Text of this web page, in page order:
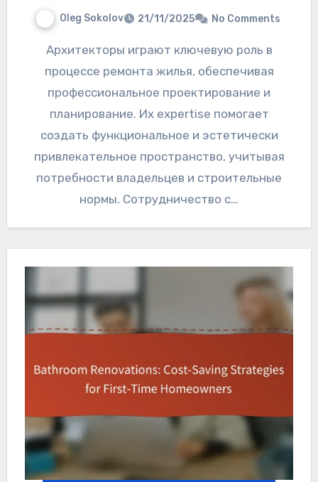
Oleg Sokolov 21/11/2025 No Comments
Архитекторы играют ключевую роль в
процессе ремонта жилья, обеспечивая
профессиональное проектирование и
планирование. Их expertise помогает
создать функциональное и эстетически
привлекательное пространство, учитывая
потребности владельцев и строительные
нормы. Сотрудничество с…